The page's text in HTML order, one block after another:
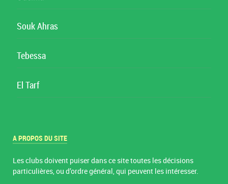
Souk Ahras
Tebessa
El Tarf
A PROPOS DU SITE
Les clubs doivent puiser dans ce site toutes les décisions
particulières, ou d’ordre général, qui peuvent les intéresser.